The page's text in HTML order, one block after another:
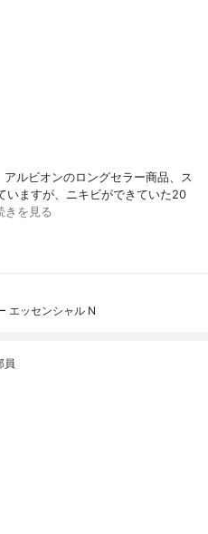
ルビオンのロングセラー商品、ス
いますが、ニキビができていた20
きを見る
エッセンシャル N
員